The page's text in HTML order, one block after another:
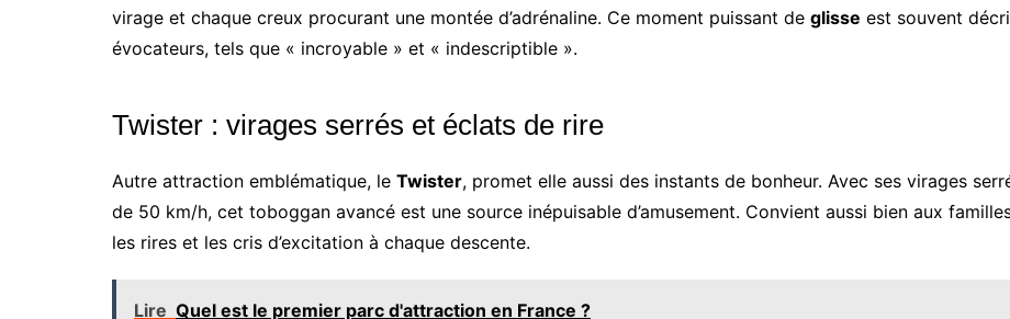
virage et chaque creux procurant une montée d’adrénaline. Ce moment puissant de glisse est souvent
évocateurs, tels que « incroyable » et « indescriptible ».
Twister : virages serrés et éclats de rire
Autre attraction emblématique, le Twister, promet elle aussi des instants de bonheur. Avec ses virages
de 50 km/h, cet toboggan avancé est une source inépuisable d’amusement. Convient aussi bien aux
les rires et les cris d’excitation à chaque descente.
Lire Quel est le premier parc d'attraction en France ?